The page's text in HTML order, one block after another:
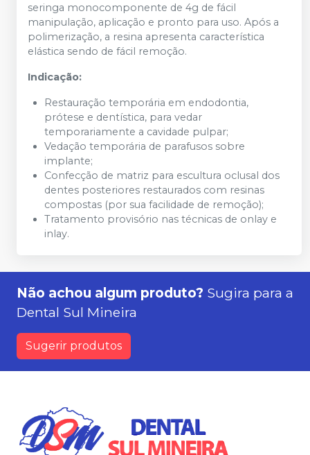
seringa monocomponente de 4g de fácil
manipulação, aplicação e pronto para uso. Após a
polimerização, a resina apresenta característica
elástica sendo de fácil remoção.
Indicação:
Restauração temporária em endodontia,
prótese e dentística, para vedar
temporariamente a cavidade pulpar;
Vedação temporária de parafusos sobre
implante;
Confecção de matriz para escultura oclusal dos
dentes posteriores restaurados com resinas
compostas (por sua facilidade de remoção);
Tratamento provisório nas técnicas de onlay e
inlay.
Não achou algum produto? Sugira para a
Dental Sul Mineira
Sugerir produtos